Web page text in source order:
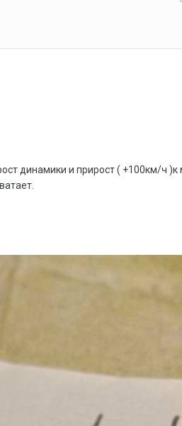
динамики и прирост ( +100км/ч